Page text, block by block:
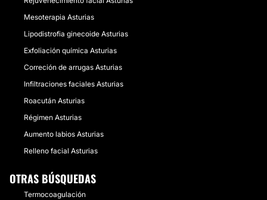
Mesoterapia Asturias
Lipodistrofia ginecoide Asturias
Exfoliación química Asturias
Correción de arrugas Asturias
Infiltraciones faciales Asturias
Roacután Asturias
Régimen Asturias
Aumento labios Asturias
Relleno facial Asturias
OTRAS BÚSQUEDAS
Termocoagulación